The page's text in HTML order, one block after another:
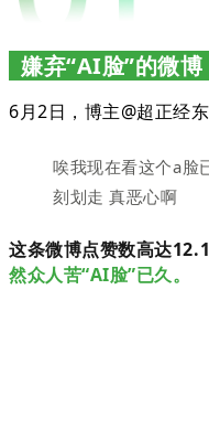
嫌弃“AI脸”的微
6月2日，博主@超正经
唉我现在看这个a脸
刻划走 真恶心啊
这条微博点赞数高达
然众人苦“AI脸”已久。